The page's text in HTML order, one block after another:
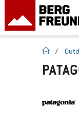
Startseite
/